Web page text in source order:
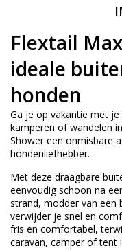
Flextail
ideale
honden
Ga je op vakantie met
kamperen of wandelen
Shower een onmisbare
hondenliefhebber.
Met deze draagbare
eenvoudig schoon na
strand, modder van een
verwijder je snel en
fris en comfortabel,
caravan, camper of tent